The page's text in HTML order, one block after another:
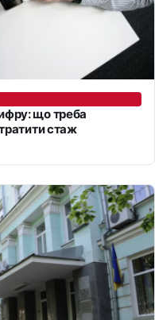
що треба
стаж